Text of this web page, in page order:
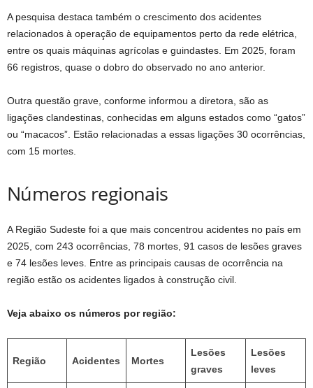
A pesquisa destaca também o crescimento dos acidentes
relacionados à operação de equipamentos perto da rede elétrica,
entre os quais máquinas agrícolas e guindastes. Em 2025, foram
66 registros, quase o dobro do observado no ano anterior.
Outra questão grave, conforme informou a diretora, são as
ligações clandestinas, conhecidas em alguns estados como “gatos”
ou “macacos”. Estão relacionadas a essas ligações 30 ocorrências,
com 15 mortes.
Números regionais
A Região Sudeste foi a que mais concentrou acidentes no país em
2025, com 243 ocorrências, 78 mortes, 91 casos de lesões graves
e 74 lesões leves. Entre as principais causas de ocorrência na
região estão os acidentes ligados à construção civil.
Veja abaixo os números por região:
Região Acidentes Mortes
Lesões
graves
Lesões
leves